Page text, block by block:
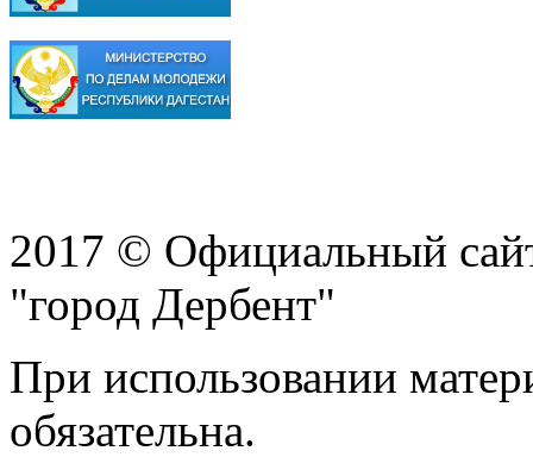
2017 © Официальный
"город Дербент"
При использовании
обязательна.